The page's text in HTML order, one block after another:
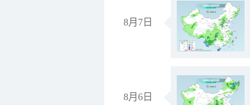
8月7日
8月6日